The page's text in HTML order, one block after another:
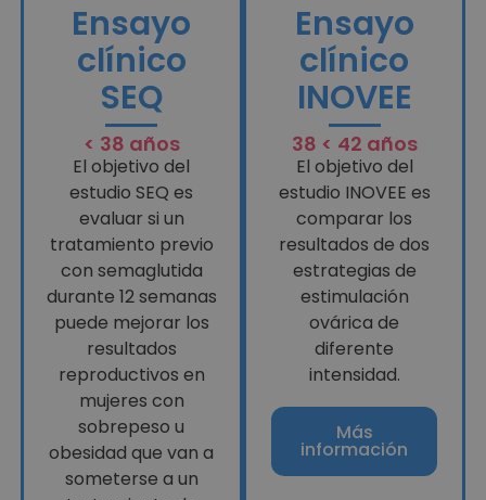
Ensayo
clínico
SEQ
< 38 años
El objetivo del
estudio SEQ es
evaluar si un
tratamiento previo
con semaglutida
durante 12 semanas
puede mejorar los
resultados
reproductivos en
mujeres con
sobrepeso u
obesidad que van a
someterse a un
Ensayo
clínico
INOVEE
38 < 42 años
El objetivo del
estudio INOVEE es
comparar los
resultados de dos
estrategias de
estimulación
ovárica de
diferente
intensidad.
Más
información